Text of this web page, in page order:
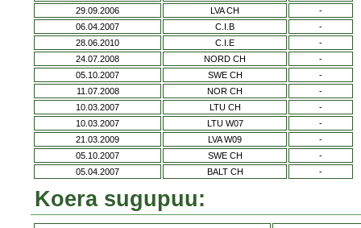
29.09.2006
LVA CH
-
06.04.2007
C.I.B
-
28.06.2010
C.I.E
-
24.07.2008
NORD CH
-
05.10.2007
SWE CH
-
11.07.2008
NOR CH
-
10.03.2007
LTU CH
-
10.03.2007
LTU W07
-
21.03.2009
LVA W09
-
05.10.2007
SWE CH
-
05.04.2007
BALT CH -
Koera sugupuu: